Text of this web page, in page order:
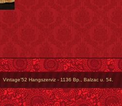
Vintage'52 Hangszerviz - 1136 Bp., Balzac u. 54.